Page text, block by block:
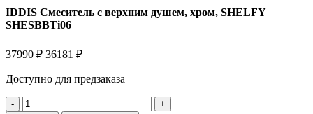
IDDIS Смеситель с верхним душем, хром, SHELFY
SHESBBTi06
37990₽ Первоначальная
составляла
36181 ₽Текущая
36181 ₽.
Доступно для предзаказа
Количество